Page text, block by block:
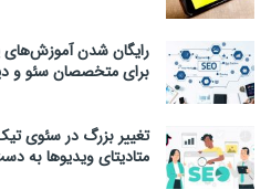
رایگان شدن
برای متخصصان سئو و
تغییر بزرگ در سئوی
متادیتای ویدیوها به